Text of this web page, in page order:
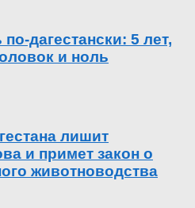
дагестански: 5 лет,
и ноль
лишит
и примет закон о
животноводства